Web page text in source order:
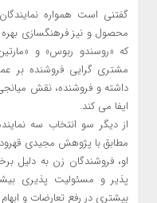
گفتنی است همواره
محصول و نیز فرهنگسازی
مشتری گرایی فروشنده بر
داشته و فروشنده، نقش
ایفا می کند.
از دیگر سو انتخاب سه
او، فروشندگان زن به دلیل
پذیر و مسئولیت پذیری
بیشتری در رفع تعارضات و